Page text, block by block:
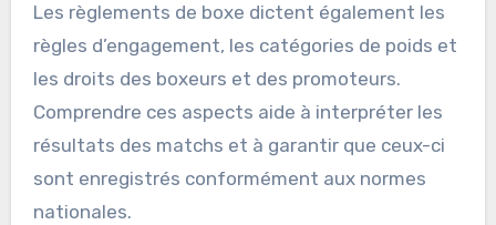
Les règlements de boxe dictent également les
règles d’engagement, les catégories de poids et
les droits des boxeurs et des promoteurs.
Comprendre ces aspects aide à interpréter les
résultats des matchs et à garantir que ceux-ci
sont enregistrés conformément aux normes
nationales.